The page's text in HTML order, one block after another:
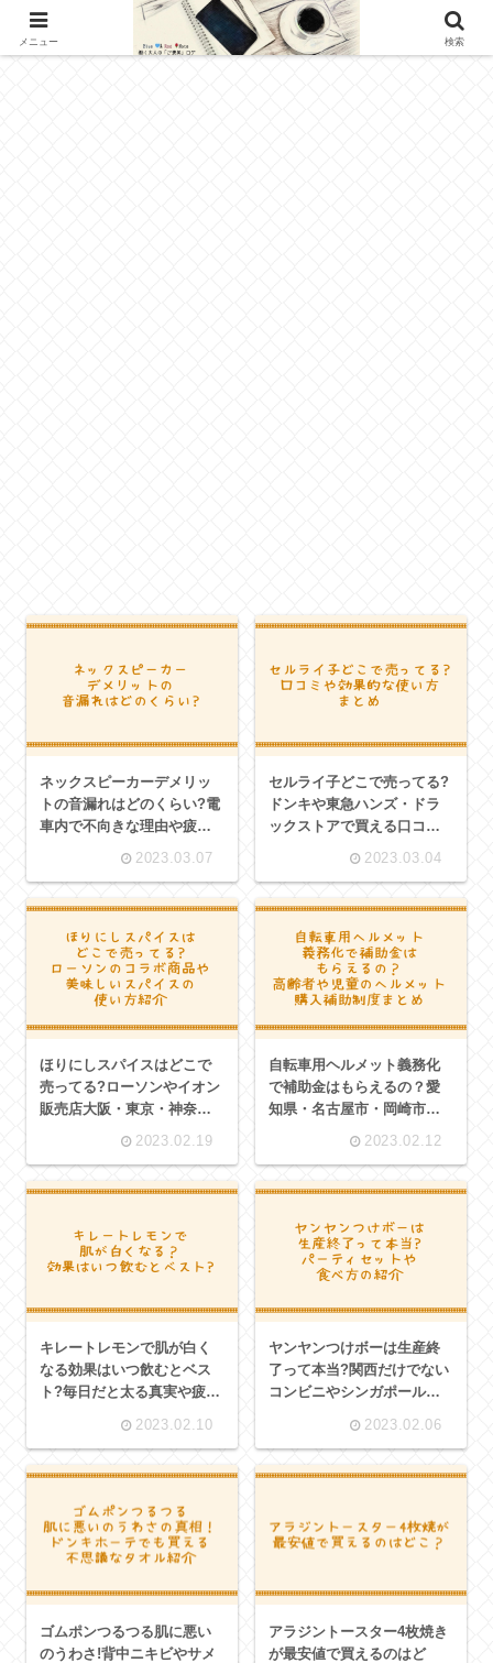
アフィリエイト広告を利用しています
ネックスピーカーデメリッ
トの音漏れはどのくらい?電
車内で不向きな理由や疲れ
肩こり寝ながらでも使える
2023.03.07
セルライ子どこで売ってる?
ドンキや東急ハンズ・ドラ
ックストアで買える口コミ
や効果的な使い方まとめ
2023.03.04
ほりにしスパイスはどこで
売ってる?ローソンやイオン
販売店大阪・東京・神奈川
のどこにでもある美味しい
2023.02.19
自転車用ヘルメット義務化
で補助金はもらえるの？愛
知県・名古屋市・岡崎市や
高齢者児童のヘルメット購
2023.02.12
キレートレモンで肌が白く
なる効果はいつ飲むとベス
ト?毎日だと太る真実や疲れ
2023.02.10
ヤンヤンつけボーは生産終
了って本当?関西だけでない
コンビニやシンガポールで
食べ方の紹介
2023.02.06
ゴムポンつるつる肌に悪い
のうわさ!背中ニキビやサメ
アラジントースター4枚焼き
が最安値で買えるのはど
メニュー 検索